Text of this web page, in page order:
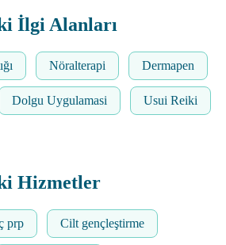
İlgi Alanları
Nöralterapi Dermapen
Dolgu Uygulamasi Usui Reiki
Hizmetler
prp Cilt gençleştirme